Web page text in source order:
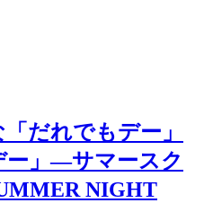
だれでもデー」
ー」―サマースク
NIGHT